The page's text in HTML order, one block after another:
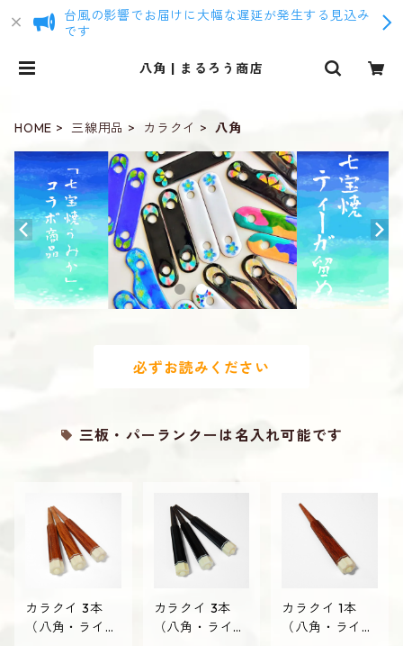
台風の影響でお届けに大幅な遅延が発生する見込み
です
八角 | まるろう商店
HOME 三線用品 カラクイ 八角
必ずお読みください
三板・パーランクーは名入れ可能です
カラクイ 3本
（八角・ライン
カラクイ 3本
（八角・ライン
カラクイ 1本
（八角・ライン